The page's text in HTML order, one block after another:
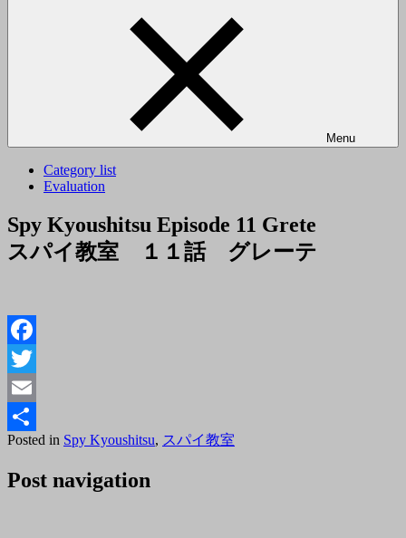
Menu
Category list
Evaluation
Spy Kyoushitsu Episode 11 Grete
スパイ教室 １１話 グレーテ
Facebook
Twitter
Email
共
有
Posted
2023
年
Posted in Spy Kyoushitsu, スパイ教室
Post navigation